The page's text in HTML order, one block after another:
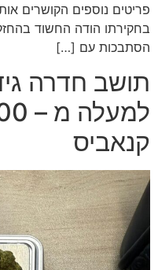
פריטים נוספים הקושרים
בחקירתו הודה החשוד
הסתבכות עם […]
תושב חדרה
קנאביס